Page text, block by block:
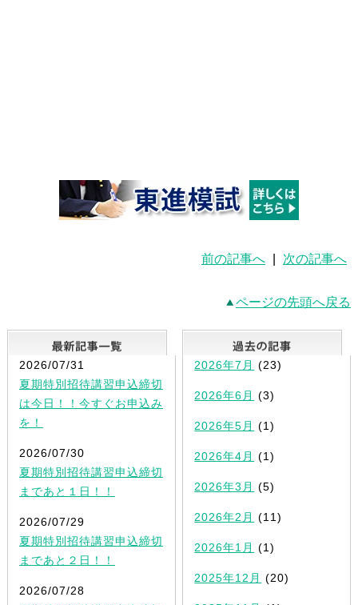
前の記事へ 次の記事へ
ページの先頭へ戻る
最新記事一覧
2026/07/31
夏期特別招待講習申込締切
は今日！！今すぐお申込み
を！
2026/07/30
夏期特別招待講習申込締切
まであと１日！！
2026/07/29
夏期特別招待講習申込締切
まであと２日！！
2026/07/28
2026年7月 (23)
2026年6月 (3)
2026年5月 (1)
2026年4月 (1)
2026年3月 (5)
2026年2月 (11)
2026年1月 (1)
2025年12月 (20)